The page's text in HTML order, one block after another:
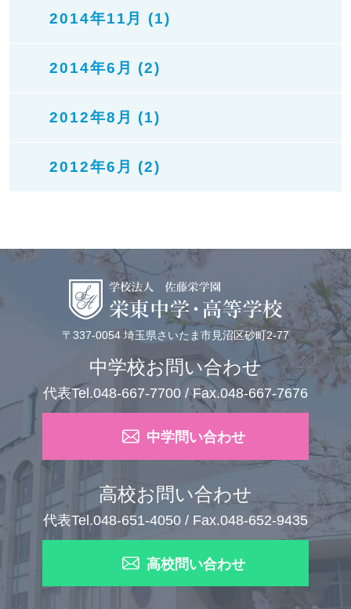
2014年11月 (1)
2014年6月 (2)
2012年8月 (1)
2012年6月 (2)
〒337-0054 埼玉県さいたま市見沼区砂町2-77
中学校お問い合わせ
代表Tel.048-667-7700 / Fax.048-667-7676
中学問い合わせ
高校お問い合わせ
代表Tel.048-651-4050 / Fax.048-652-9435
高校問い合わせ